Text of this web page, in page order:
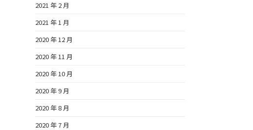
2021 年 2 月
2021 年 1 月
2020 年 12 月
2020 年 11 月
2020 年 10 月
2020 年 9 月
2020 年 8 月
2020 年 7 月